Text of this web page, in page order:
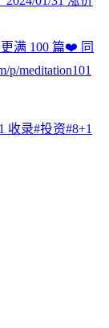
更满 100 篇❤️ 同
p/meditation101
收录#投资#8+1